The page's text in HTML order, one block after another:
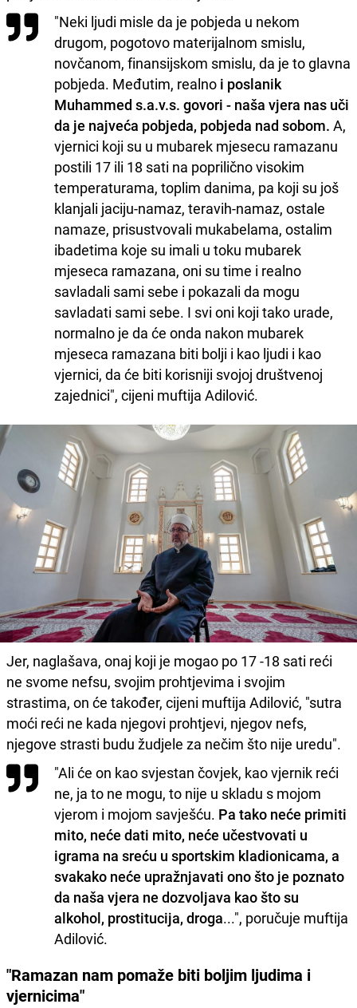
"Neki ljudi misle da je pobjeda u nekom
drugom, pogotovo materijalnom smislu,
novčanom, finansijskom smislu, da je to glavna
pobjeda. Međutim, realno i poslanik
Muhammed s.a.v.s. govori - naša vjera nas uči
da je najveća pobjeda, pobjeda nad sobom. A,
vjernici koji su u mubarek mjesecu ramazanu
postili 17 ili 18 sati na poprilično visokim
temperaturama, toplim danima, pa koji su još
klanjali jaciju-namaz, teravih-namaz, ostale
namaze, prisustvovali mukabelama, ostalim
ibadetima koje su imali u toku mubarek
mjeseca ramazana, oni su time i realno
savladali sami sebe i pokazali da mogu
savladati sami sebe. I svi oni koji tako urade,
normalno je da će onda nakon mubarek
mjeseca ramazana biti bolji i kao ljudi i kao
vjernici, da će biti korisniji svojoj društvenoj
zajednici", cijeni muftija Adilović.
Jer, naglašava, onaj koji je mogao po 17 -18 sati reći
ne svome nefsu, svojim prohtjevima i svojim
strastima, on će također, cijeni muftija Adilović, "sutra
moći reći ne kada njegovi prohtjevi, njegov nefs,
njegove strasti budu žudjele za nečim što nije uredu".
"Ali će on kao svjestan čovjek, kao vjernik reći
ne, ja to ne mogu, to nije u skladu s mojom
vjerom i mojom savješću. Pa tako neće primiti
mito, neće dati mito, neće učestvovati u
igrama na sreću u sportskim kladionicama, a
svakako neće upražnjavati ono što je poznato
da naša vjera ne dozvoljava kao što su
alkohol, prostitucija, droga...", poručuje muftija
Adilović.
"Ramazan nam pomaže biti boljim ljudima i
vjernicima"